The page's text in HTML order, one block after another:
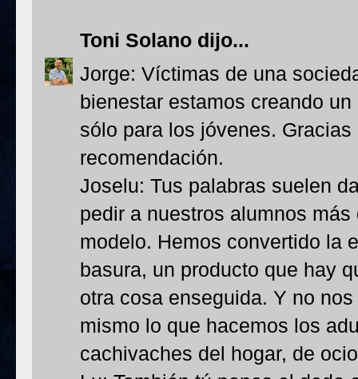
Toni Solano dijo...
Jorge: Víctimas de una
bienestar estamos creando
sólo para los jóvenes.
recomendación.
Joselu: Tus palabras suelen
pedir a nuestros alumnos
modelo. Hemos convertido la
basura, un producto que hay
otra cosa enseguida. Y no
mismo lo que hacemos los
cachivaches del hogar, de